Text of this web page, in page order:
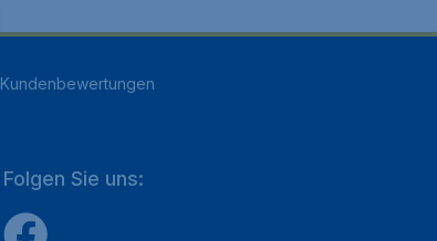
Kundenbewertungen
Folgen Sie uns: